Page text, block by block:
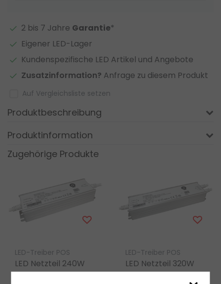
2 bis 7 Jahre Garantie*
Eigener LED-Lager
Kundenspezifische LED Artikel und Angebote
Zusatzinformation? Anfrage zu diesem Produkt
Auf Vergleichsliste setzen
Produktbeschreibung
Produktinformation
Zugehörige Produkte
LED-Treiber POS
LED Netzteil 240W
24V 10A IP67
LED-Treiber POS
LED Netzteil 320W
24V 13,3A IP67